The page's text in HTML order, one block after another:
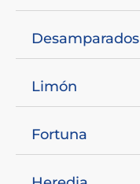
Desamparados
Limón
Fortuna